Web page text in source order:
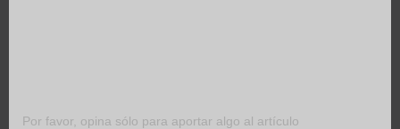
Por favor, opina sólo para aportar algo al artículo